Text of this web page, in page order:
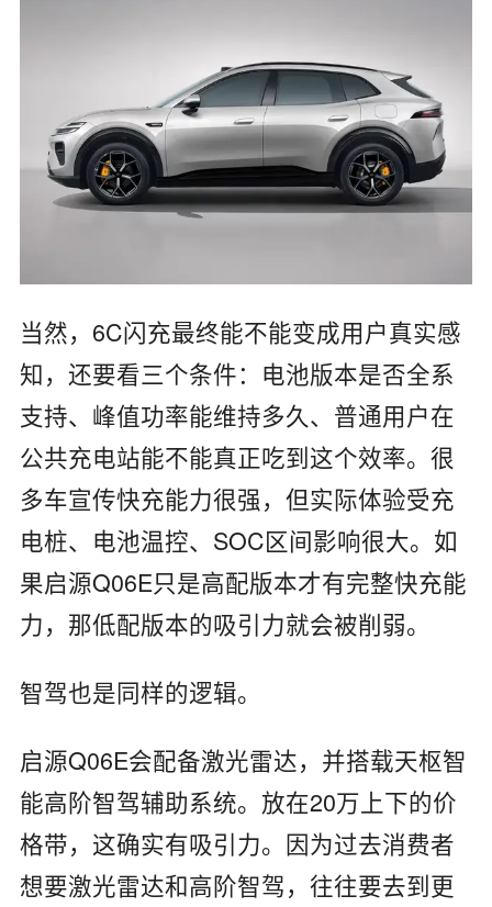
当然，6C闪充最终能不能变成用户真实感
知，还要看三个条件：电池版本是否全系
支持、峰值功率能维持多久、普通用户在
公共充电站能不能真正吃到这个效率。很
多车宣传快充能力很强，但实际体验受充
电桩、电池温控、SOC区间影响很大。如
果启源Q06E只是高配版本才有完整快充能
力，那低配版本的吸引力就会被削弱。
智驾也是同样的逻辑。
启源Q06E会配备激光雷达，并搭载天枢智
能高阶智驾辅助系统。放在20万上下的价
格带，这确实有吸引力。因为过去消费者
想要激光雷达和高阶智驾，往往要去到更